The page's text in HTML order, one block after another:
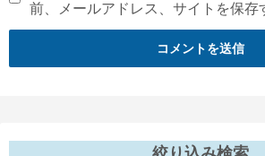
前、メールアドレス、サイトを保存